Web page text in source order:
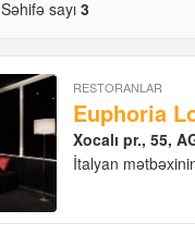
Səhifə sayı3
RESTORANLAR
Euphoria
Xocalı pr., 55,
İtalyan